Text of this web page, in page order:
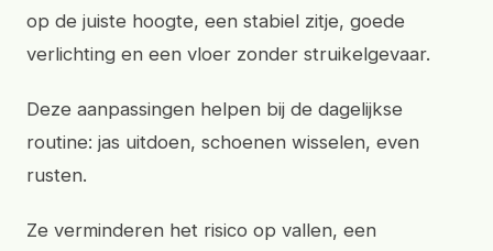
op de juiste hoogte, een stabiel zitje, goede
verlichting en een vloer zonder struikelgevaar.
Deze aanpassingen helpen bij de dagelijkse
routine: jas uitdoen, schoenen wisselen, even
rusten.
Ze verminderen het risico op vallen, een